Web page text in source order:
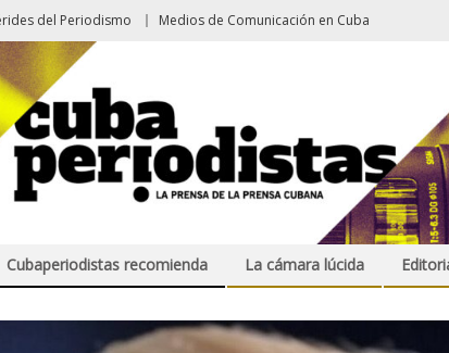
del Periodismo Medios de Comunicación en Cuba
Cubaperiodistas recomienda La cámara lúcida